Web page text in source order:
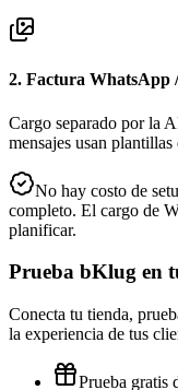
2. Factura WhatsApp
Cargo separado por la
mensajes usan
No hay costo de
completo. El cargo de
planificar.
Prueba bKlug en
Conecta tu tienda,
la experiencia de tus
Prueba gratis